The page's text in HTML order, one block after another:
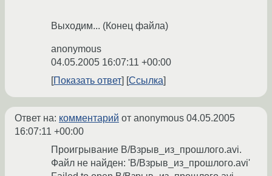
Выходим... (Конец файла)
anonymous
04.05.2005 16:07:11 +00:00
Показать ответ
Ссылка
Ответ на: комментарий от anonymous 04.05.2005
16:07:11 +00:00
Проигрывание В/Взрыв_из_прошлого.avi.
Файл не найден: 'В/Взрыв_из_прошлого.avi'